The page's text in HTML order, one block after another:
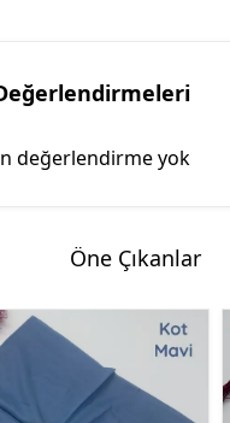
değerlendirme yok
Öne Çıkanlar